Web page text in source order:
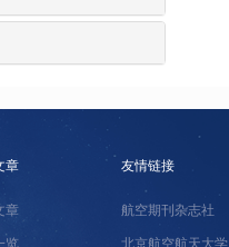
章
章
览
友情链接
航空期刊杂志社
北京航空航天大学